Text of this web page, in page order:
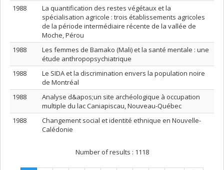
1988
La quantification des restes végétaux et la
spécialisation agricole : trois établissements agricoles
de la période intermédiaire récente de la vallée de
Moche, Pérou
1988
Les femmes de Bamako (Mali) et la santé mentale : une
étude anthropopsychiatrique
1988
Le SIDA et la discrimination envers la population noire
de Montréal
1988
Analyse d&apos;un site archéologique à occupation
multiple du lac Caniapiscau, Nouveau-Québec
1988
Changement social et identité ethnique en Nouvelle-
Calédonie
Number of results : 1118